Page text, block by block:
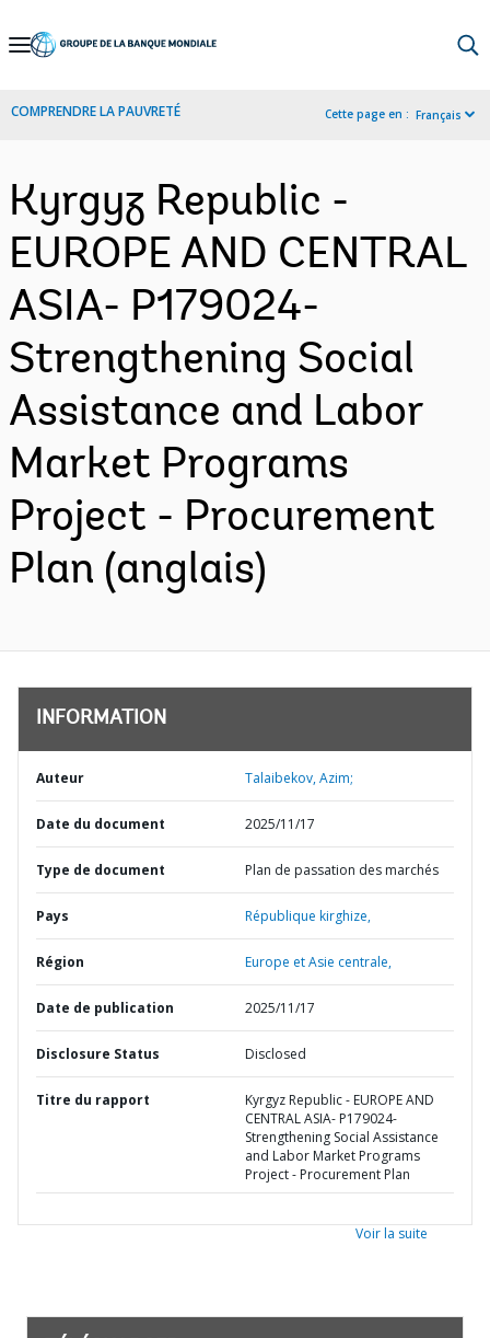
Skip
Navigation
COMPRENDRE LA PAUVRETÉ Cette page en : Français
Kyrgyz Republic -
EUROPE AND CENTRAL
ASIA- P179024-
Strengthening Social
Assistance and Labor
Market Programs
Project - Procurement
Plan (anglais)
INFORMATION
Auteur Talaibekov, Azim;
Date du document 2025/11/17
Type de document Plan de passation des marchés
Pays République kirghize,
Région Europe et Asie centrale,
Date de publication 2025/11/17
Disclosure Status Disclosed
Titre du rapport
Kyrgyz Republic - EUROPE AND
CENTRAL ASIA- P179024-
Strengthening Social Assistance
and Labor Market Programs
Project - Procurement Plan
Voir la suite